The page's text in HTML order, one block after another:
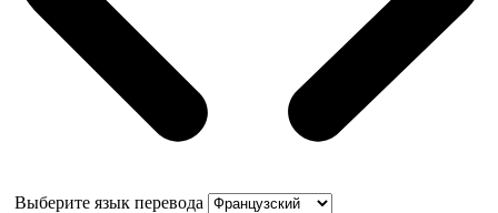
Выберите язык перевода